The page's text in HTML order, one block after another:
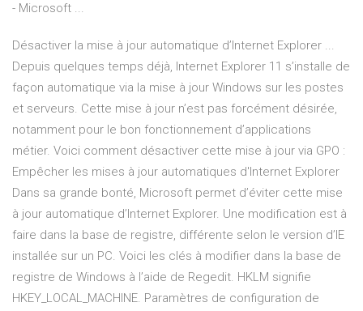
- Microsoft ...
Désactiver la mise à jour automatique d’Internet Explorer ...
Depuis quelques temps déjà, Internet Explorer 11 s’installe de
façon automatique via la mise à jour Windows sur les postes
et serveurs. Cette mise à jour n’est pas forcément désirée,
notamment pour le bon fonctionnement d’applications
métier. Voici comment désactiver cette mise à jour via GPO :
Empêcher les mises à jour automatiques d'Internet Explorer
Dans sa grande bonté, Microsoft permet d’éviter cette mise
à jour automatique d’Internet Explorer. Une modification est à
faire dans la base de registre, différente selon le version d’IE
installée sur un PC. Voici les clés à modifier dans la base de
registre de Windows à l’aide de Regedit. HKLM signifie
HKEY_LOCAL_MACHINE. Paramètres de configuration de